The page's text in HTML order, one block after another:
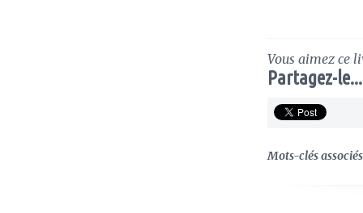
Vous aimez ce
Partagez-le...
Mots-clés